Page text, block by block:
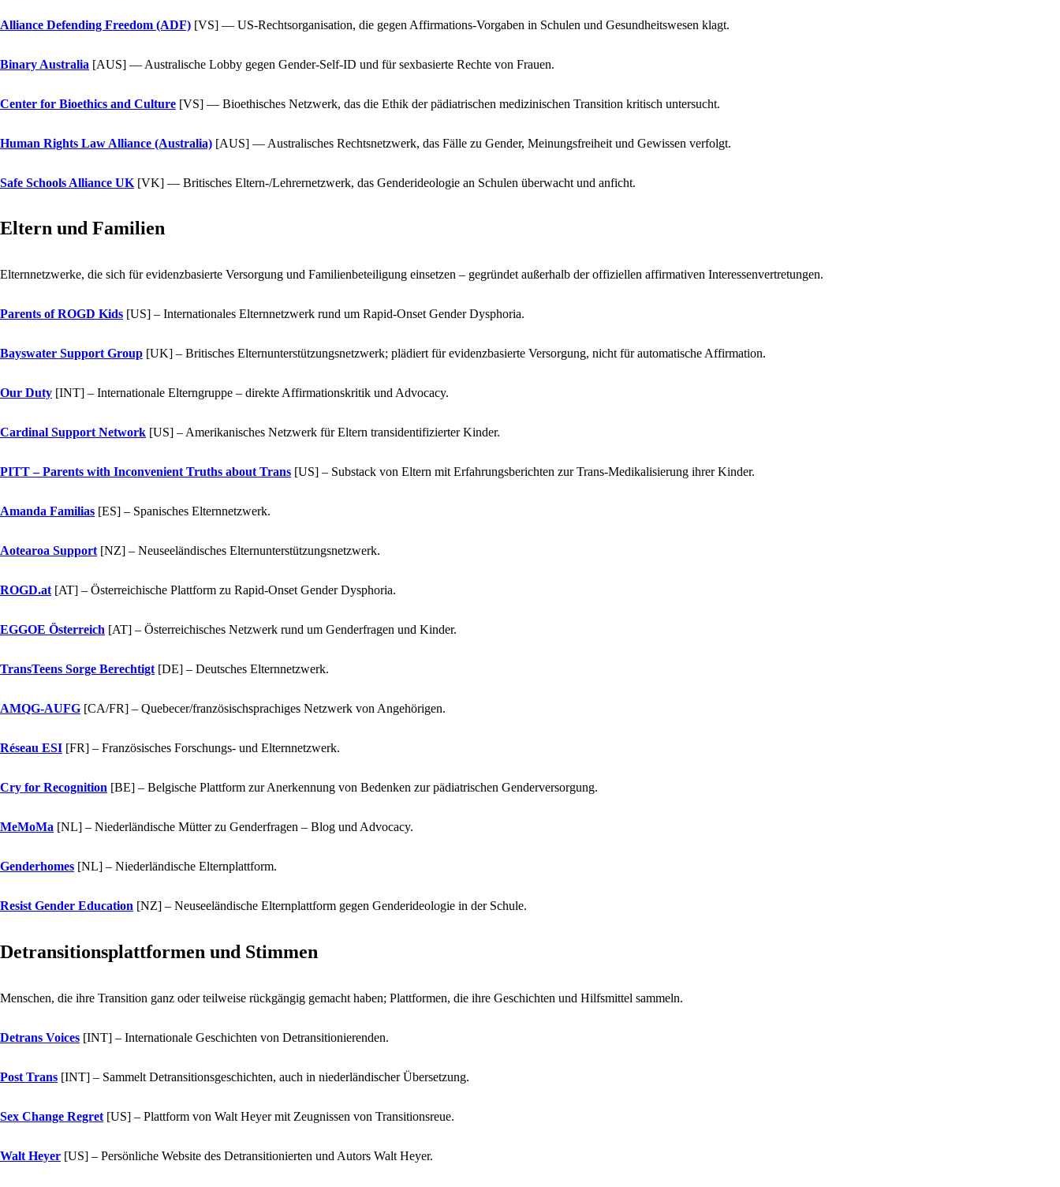
Alliance Defending Freedom (ADF) [VS] — US-Rechtsorganisation, die gegen Affirmations-Vorgaben in Schulen und Gesundheitswesen klagt.
Binary Australia [AUS] — Australische Lobby gegen Gender-Self-ID und für sexbasierte Rechte von Frauen.
Center for Bioethics and Culture [VS] — Bioethisches Netzwerk, das die Ethik der pädiatrischen medizinischen Transition kritisch untersucht.
Human Rights Law Alliance (Australia) [AUS] — Australisches Rechtsnetzwerk, das Fälle zu Gender, Meinungsfreiheit und Gewissen verfolgt.
Safe Schools Alliance UK [VK] — Britisches Eltern-/Lehrernetzwerk, das Genderideologie an Schulen überwacht und anficht.
Eltern und Familien
Elternnetzwerke, die sich für evidenzbasierte Versorgung und Familienbeteiligung einsetzen – gegründet außerhalb der offiziellen affirmativen Interessenvertretungen.
Parents of ROGD Kids [US] – Internationales Elternnetzwerk rund um Rapid-Onset Gender Dysphoria.
Bayswater Support Group [UK] – Britisches Elternunterstützungsnetzwerk; plädiert für evidenzbasierte Versorgung, nicht für automatische Affirmation.
Our Duty [INT] – Internationale Elterngruppe – direkte Affirmationskritik und Advocacy.
Cardinal Support Network [US] – Amerikanisches Netzwerk für Eltern transidentifizierter Kinder.
PITT – Parents with Inconvenient Truths about Trans [US] – Substack von Eltern mit Erfahrungsberichten zur Trans-Medikalisierung ihrer Kinder.
Amanda Familias [ES] – Spanisches Elternnetzwerk.
Aotearoa Support [NZ] – Neuseeländisches Elternunterstützungsnetzwerk.
ROGD.at [AT] – Österreichische Plattform zu Rapid-Onset Gender Dysphoria.
EGGOE Österreich [AT] – Österreichisches Netzwerk rund um Genderfragen und Kinder.
TransTeens Sorge Berechtigt [DE] – Deutsches Elternnetzwerk.
AMQG-AUFG [CA/FR] – Quebecer/französischsprachiges Netzwerk von Angehörigen.
Réseau ESI [FR] – Französisches Forschungs- und Elternnetzwerk.
Cry for Recognition [BE] – Belgische Plattform zur Anerkennung von Bedenken zur pädiatrischen Genderversorgung.
MeMoMa [NL] – Niederländische Mütter zu Genderfragen – Blog und Advocacy.
Genderhomes [NL] – Niederländische Elternplattform.
Resist Gender Education [NZ] – Neuseeländische Elternplattform gegen Genderideologie in der Schule.
Detransitionsplattformen und Stimmen
Menschen, die ihre Transition ganz oder teilweise rückgängig gemacht haben; Plattformen, die ihre Geschichten und Hilfsmittel sammeln.
Detrans Voices [INT] – Internationale Geschichten von Detransitionierenden.
Post Trans [INT] – Sammelt Detransitionsgeschichten, auch in niederländischer Übersetzung.
Sex Change Regret [US] – Plattform von Walt Heyer mit Zeugnissen von Transitionsreue.
Walt Heyer [US] – Persönliche Website des Detransitionierten und Autors Walt Heyer.